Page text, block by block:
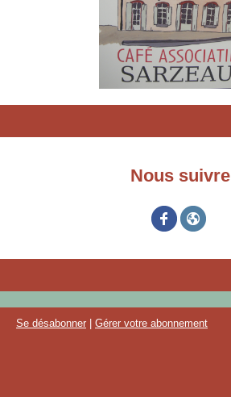
Nous suivre
Se désabonner Gérer votre abonnement